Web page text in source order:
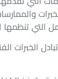
التي تنظمها
الخبرات